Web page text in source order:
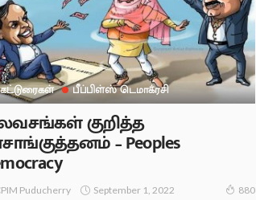
கட்டுரைகள் பீப்பிள்ஸ் டெமாக்ரசி
குறித்த
– Peoples
Puducherry September 1, 2022 880